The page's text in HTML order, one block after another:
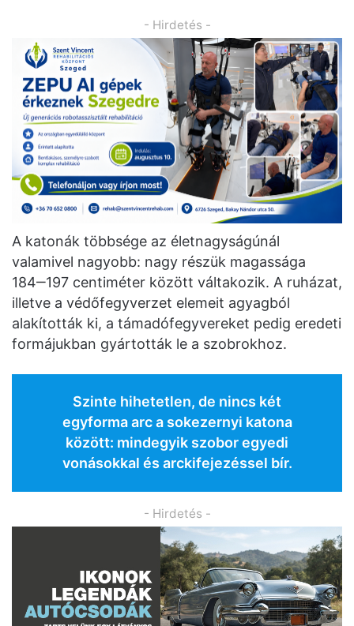
- Hirdetés -
A katonák többsége az életnagyságúnál
valamivel nagyobb: nagy részük magassága
184‒197 centiméter között váltakozik. A ruházat,
illetve a védőfegyverzet elemeit agyagból
alakították ki, a támadófegyvereket pedig eredeti
formájukban gyártották le a szobrokhoz.
Szinte hihetetlen, de nincs két
egyforma arc a sokezernyi katona
között: mindegyik szobor egyedi
vonásokkal és arckifejezéssel bír.
- Hirdetés -